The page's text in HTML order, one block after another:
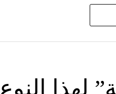
لهذا النوع